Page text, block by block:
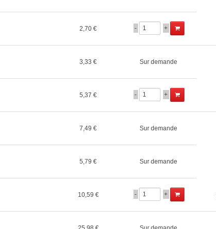
2,70 € - +
3,33 € Sur demande
5,37 € - +
7,49 € Sur demande
5,79 € Sur demande
10,59 € - +